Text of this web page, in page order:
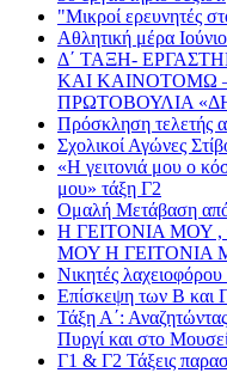
"Μικροί ερευνητές
Αθλητική μέρα
Δ΄ ΤΑΞΗ-
ΚΑΙ ΚΑΙΝΟΤΟΜΩ
ΠΡΩΤΟΒΟΥΛΙΑ
Πρόσκληση τελετής
Σχολικοί Αγώνες
«Η γειτονιά μου ο
μου» τάξη Γ2
Ομαλή Μετάβαση από
Η ΓΕΙΤΟΝΙΑ ΜΟΥ
ΜΟΥ Η ΓΕΙΤΟΝΙΑ
Νικητές
Επίσκεψη των Β και
Τάξη Α΄:
Πυργί και στο
Γ1 & Γ2 Τάξεις